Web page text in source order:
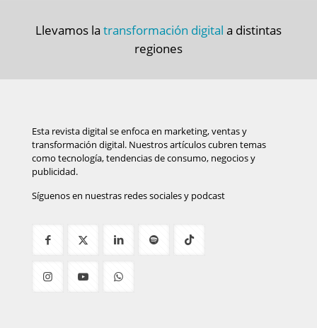
Llevamos la transformación digital a distintas
regiones
Esta revista digital se enfoca en marketing, ventas y
transformación digital. Nuestros artículos cubren temas
como tecnología, tendencias de consumo, negocios y
publicidad.
Síguenos en nuestras redes sociales y podcast